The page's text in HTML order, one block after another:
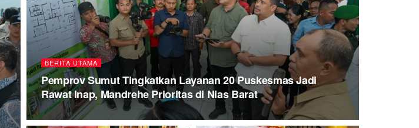
BERITA UTAMA
Pemprov Sumut Tingkatkan Layanan 20 Puskesmas Jadi
Rawat Inap, Mandrehe Prioritas di Nias Barat